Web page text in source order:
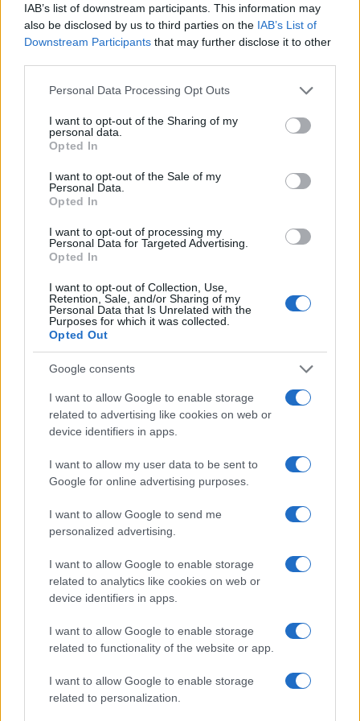
IAB’s list of downstream participants. This information may
also be disclosed by us to third parties on the IAB’s List of
Downstream Participants that may further disclose it to other
Please note that this website/app uses one or more Google
not limited to your visit or usage behaviour. You may click to
grant or deny consent to Google and its third-party tags to
use your data for below specified purposes in below Google
consent section.
Personal Data Processing Opt Outs
I want to opt-out of the Sharing of my
personal data.
Opted In
I want to opt-out of the Sale of my
Personal Data.
Opted In
I want to opt-out of processing my
Personal Data for Targeted Advertising.
Opted In
I want to opt-out of Collection, Use,
Retention, Sale, and/or Sharing of my
Personal Data that Is Unrelated with the
Purposes for which it was collected.
Opted Out
Google consents
I want to allow Google to enable storage
related to advertising like cookies on web or
device identifiers in apps.
I want to allow my user data to be sent to
Google for online advertising purposes.
I want to allow Google to send me
personalized advertising.
I want to allow Google to enable storage
related to analytics like cookies on web or
device identifiers in apps.
I want to allow Google to enable storage
related to functionality of the website or app.
I want to allow Google to enable storage
related to personalization.
Per Sara iniziò un lento declino fatto di infortuni
e molte sconfitte. Nel 2015 venne anche meno il
sodalizio con la Vinci
, che mise così fine a una
peggio arrivò nel 2017 quando ad agosto la
federazione internazionale la squalificò per
due mesi per doping(venne trovata la presenza
di letrozolo all’interno del suo sangue). L’Errani
fu molto colpita da questa decisione:
Sono molto arrabbiata, ma allo stesso tempo sono in
pace con la mia coscienza. Sono assolutamente
consapevole di non aver fatto nulla di male e di non
aver commesso alcuna negligenza nei confronti del
programma antidoping. È una sostanza presente in
un medicinale che mia madre assume dal 2012 e che
è presente a casa nostra: l’unica ipotesi è una
contaminazione del cibo.
Al suo rientro si ritrovò fuori dalla top100 sia
nella classifica singolare che in quella di doppio.
Tuttavia nel 2018, dopo aver ottenuto il decimo
trionfo in carriera in un torneo,dovette
prolungamento della squalifica da parte del